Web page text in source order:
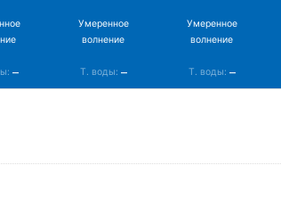
Умеренное
волнение
Умеренное
волнение
– Т. воды: – Т. воды: –